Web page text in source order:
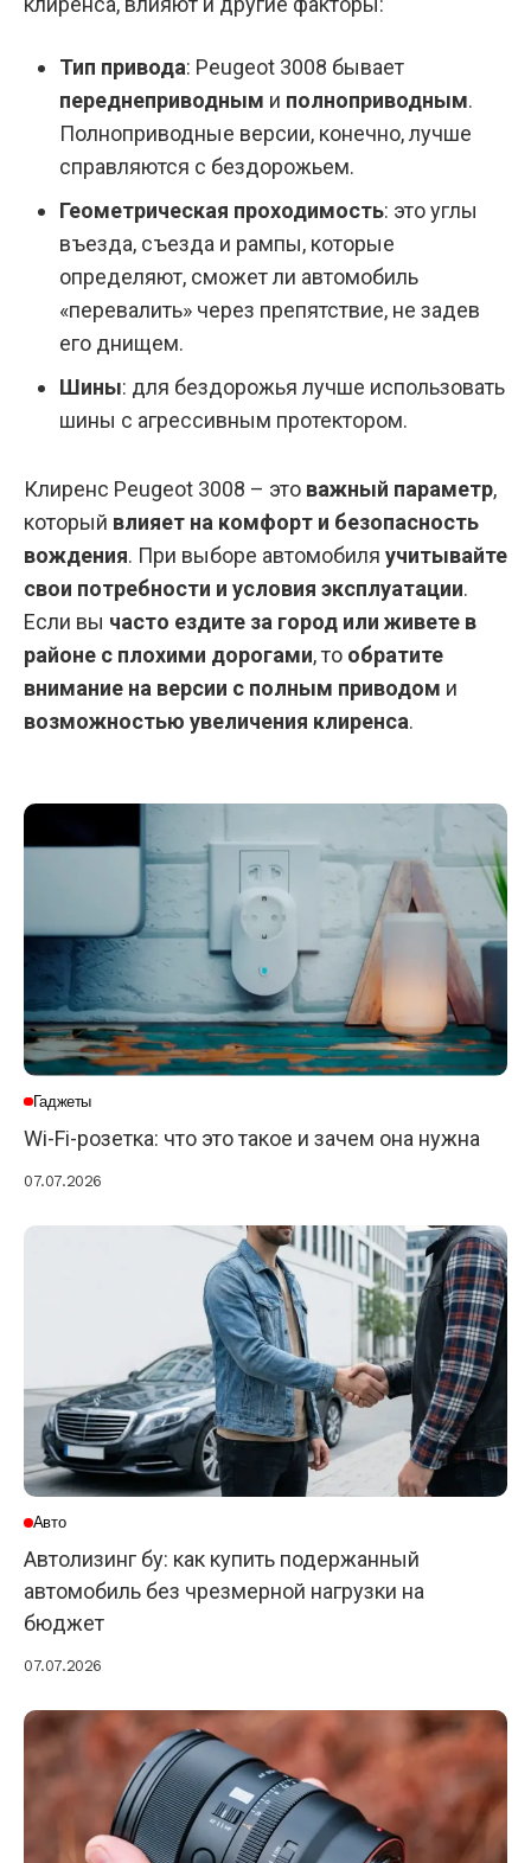
Тип привода: Peugeot 3008 бывает
переднеприводным и полноприводным.
Полноприводные версии, конечно, лучше
справляются с бездорожьем.
Геометрическая проходимость: это углы
въезда, съезда и рампы, которые
определяют, сможет ли автомобиль
«перевалить» через препятствие, не задев
его днищем.
Шины: для бездорожья лучше использовать
шины с агрессивным протектором.
Клиренс Peugeot 3008 – это важный параметр,
который влияет на комфорт и безопасность
вождения. При выборе автомобиля учитывайте
свои потребности и условия эксплуатации.
Если вы часто ездите за город или живете в
районе с плохими дорогами, то обратите
внимание на версии с полным приводом и
возможностью увеличения клиренса.
Гаджеты
Wi-Fi-розетка: что это такое и зачем она нужна
07.07.2026
Авто
Автолизинг бу: как купить подержанный
автомобиль без чрезмерной нагрузки на
бюджет
07.07.2026